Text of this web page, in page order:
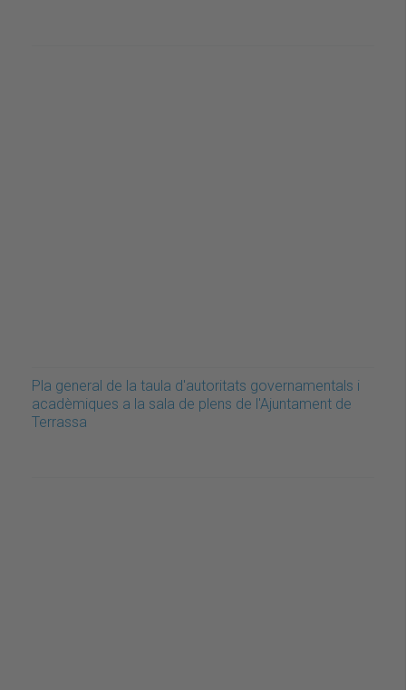
Pla general de la taula d'autoritats governamentals i
acadèmiques a la sala de plens de l'Ajuntament de
Terrassa